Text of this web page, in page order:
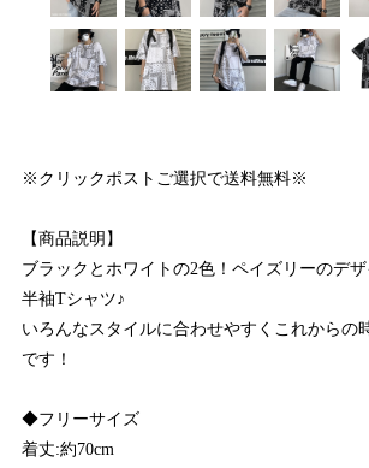
※クリックポストご選択で送料無料※
【商品説明】
ブラックとホワイトの2色！ペイズリーのデ
半袖Tシャツ♪
いろんなスタイルに合わせやすくこれからの
です！
◆フリーサイズ
着丈:約70cm